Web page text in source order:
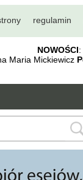
regulamin
NOWOŚCI
Maria Mickiewicz